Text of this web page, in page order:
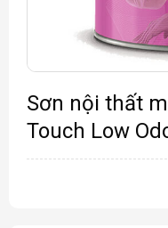
Sơn nội thất
Touch Low